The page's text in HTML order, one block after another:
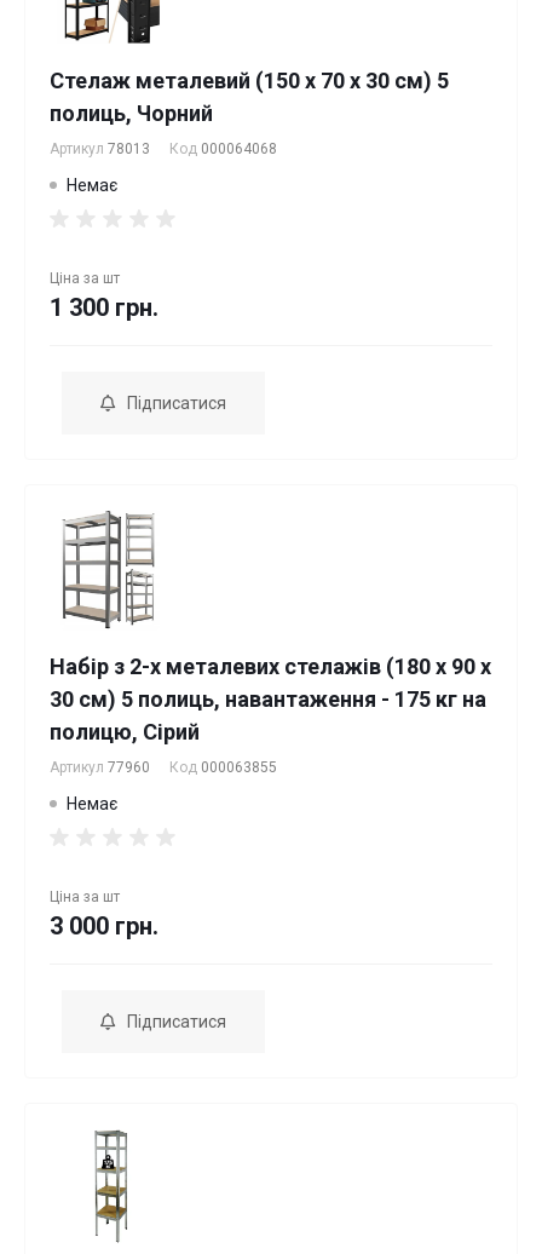
Стелаж металевий (150 х 70 х 30 см) 5
полиць, Чорний
Артикул 78013 Код 000064068
Немає
Ціна за шт
1 300 грн.
Підписатися
Набір з 2-х металевих стелажів (180 x 90 x
30 см) 5 полиць, навантаження - 175 кг на
полицю, Сірий
Артикул 77960 Код 000063855
Немає
Ціна за шт
3 000 грн.
Підписатися